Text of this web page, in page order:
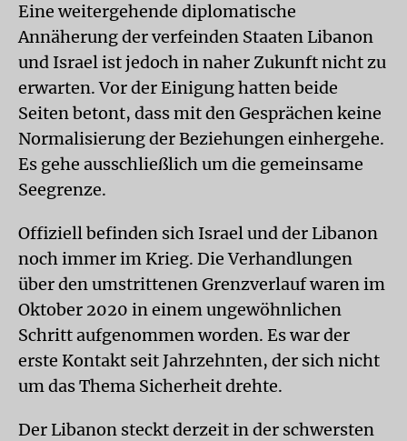
Eine weitergehende diplomatische
Annäherung der verfeinden Staaten Libanon
und Israel ist jedoch in naher Zukunft nicht zu
erwarten. Vor der Einigung hatten beide
Seiten betont, dass mit den Gesprächen keine
Normalisierung der Beziehungen einhergehe.
Es gehe ausschließlich um die gemeinsame
Seegrenze.
Offiziell befinden sich Israel und der Libanon
noch immer im Krieg. Die Verhandlungen
über den umstrittenen Grenzverlauf waren im
Oktober 2020 in einem ungewöhnlichen
Schritt aufgenommen worden. Es war der
erste Kontakt seit Jahrzehnten, der sich nicht
um das Thema Sicherheit drehte.
Der Libanon steckt derzeit in der schwersten